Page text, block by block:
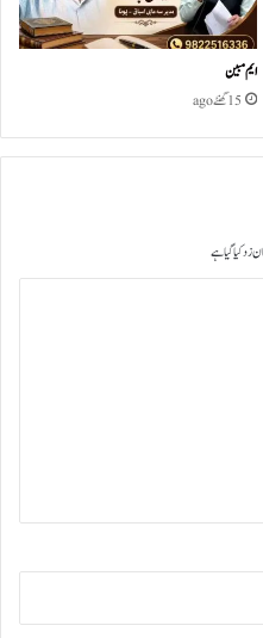
ایم مبین
15 گھنٹے ago
زد کیا گیا ہے